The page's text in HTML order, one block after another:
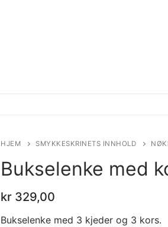
HJEM SMYKKESKRINETS INNHOLD
Bukselenke med
kr 329,00
Bukselenke med 3 kjeder og 3 kors.